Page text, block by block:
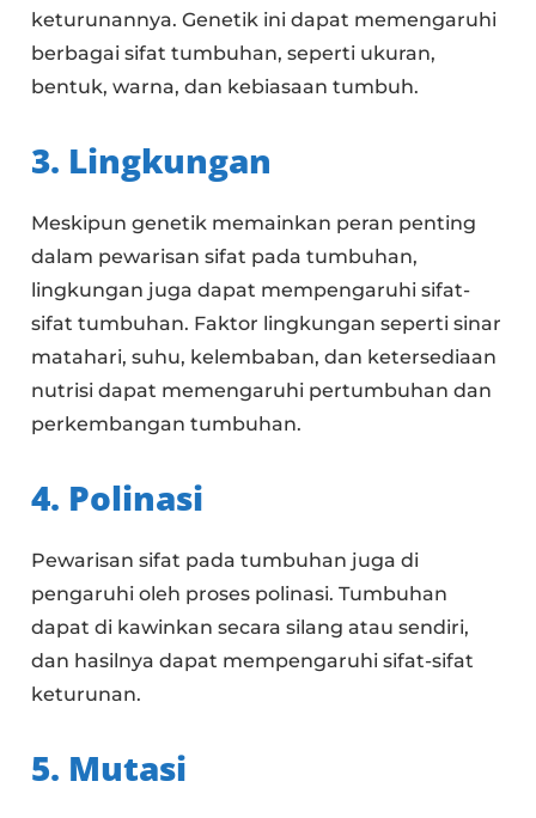
keturunannya. Genetik ini dapat memengaruhi
berbagai sifat tumbuhan, seperti ukuran,
bentuk, warna, dan kebiasaan tumbuh.
3. Lingkungan
Meskipun genetik memainkan peran penting
dalam pewarisan sifat pada tumbuhan,
lingkungan juga dapat mempengaruhi sifat-
sifat tumbuhan. Faktor lingkungan seperti sinar
matahari, suhu, kelembaban, dan ketersediaan
nutrisi dapat memengaruhi pertumbuhan dan
perkembangan tumbuhan.
4. Polinasi
Pewarisan sifat pada tumbuhan juga di
pengaruhi oleh proses polinasi. Tumbuhan
dapat di kawinkan secara silang atau sendiri,
dan hasilnya dapat mempengaruhi sifat-sifat
keturunan.
5. Mutasi